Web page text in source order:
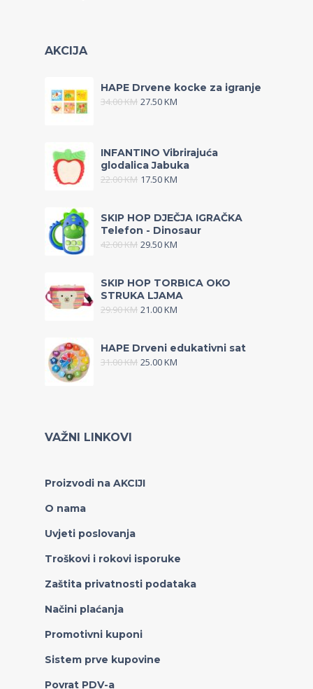
AKCIJA
HAPE Drvene kocke za igranje
34.00KM 27.50KM
INFANTINO Vibrirajuća
glodalica Jabuka
22.00KM 17.50KM
SKIP HOP DJEČJA IGRAČKA
Telefon - Dinosaur
42.00KM 29.50KM
SKIP HOP TORBICA OKO
STRUKA LJAMA
29.90KM 21.00KM
HAPE Drveni edukativni sat
31.00KM 25.00KM
VAŽNI LINKOVI
Proizvodi na AKCIJI
O nama
Uvjeti poslovanja
Troškovi i rokovi isporuke
Zaštita privatnosti podataka
Načini plaćanja
Promotivni kuponi
Sistem prve kupovine
Povrat PDV-a